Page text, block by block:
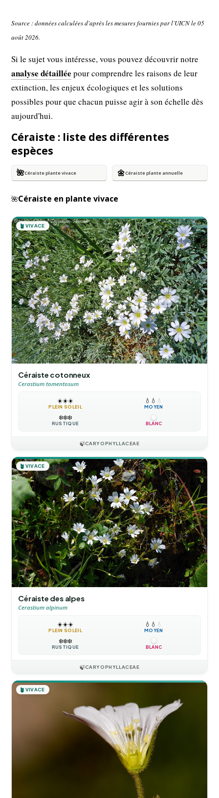
Source : données calculées d'après les mesures fournies par l'UICN le 05
août 2026.
Si le sujet vous intéresse, vous pouvez découvrir notre
analyse détaillée pour comprendre les raisons de leur
extinction, les enjeux écologiques et les solutions
possibles pour que chacun puisse agir à son échelle dès
aujourd'hui.
Céraiste : liste des différentes
espèces
🌺Céraiste plante vivace 🌼Céraiste plante annuelle
🌺Céraiste en plante vivace
🪴 VIVACE
Céraiste cotonneux
Cerastium tomentosum
☀️☀️☀️
PLEIN SOLEIL
💧 💧 💧
MOYEN
❄️❄️❄️
RUSTIQUE BLANC
🍃CARYOPHYLLACEAE
🪴 VIVACE
Céraiste des alpes
Cerastium alpinum
☀️☀️☀️
PLEIN SOLEIL
💧 💧 💧
MOYEN
❄️❄️❄️
RUSTIQUE BLANC
🍃CARYOPHYLLACEAE
🪴 VIVACE